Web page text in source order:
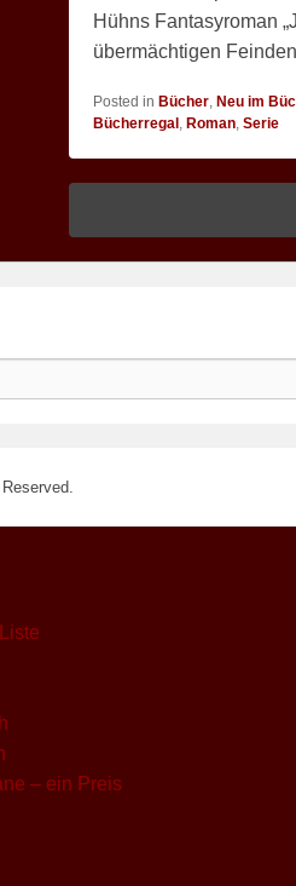
Hühns Fantasyroman
übermächtigen
Posted in Bücher, Neu im
Bücherregal , Roman, Serie
– ein Preis